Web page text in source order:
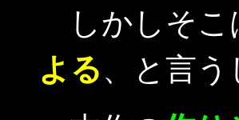
しかしそこ
よる、と言